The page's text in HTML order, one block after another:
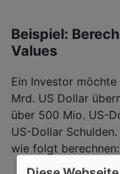
Beispiel:
Values
Ein Investor
Mrd. US Dollar
über 500 Mio. US-
US-Dollar
wie folgt berechnen: